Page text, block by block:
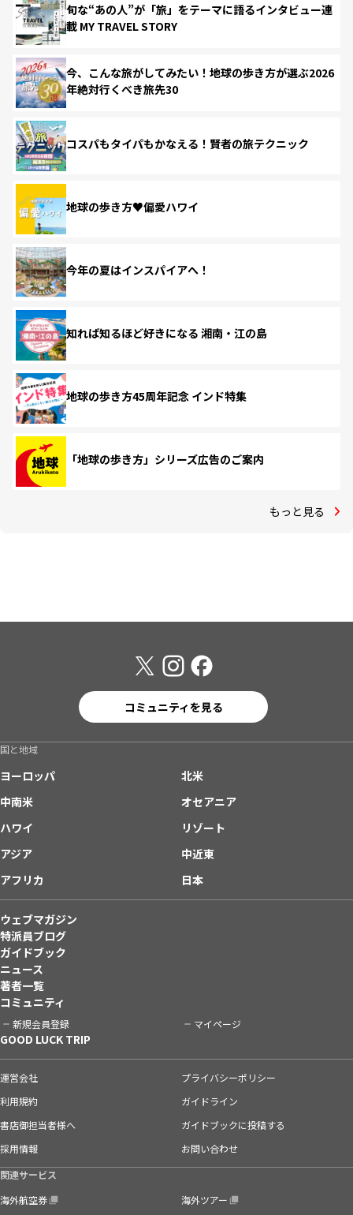
旬な“あの人”が「旅」をテーマに語るインタビュー連
載 MY TRAVEL STORY
今、こんな旅がしてみたい！地球の歩き方が選ぶ2026
年絶対行くべき旅先30
コスパもタイパもかなえる！賢者の旅テクニック
地球の歩き方♥偏愛ハワイ
今年の夏はインスパイアへ！
知れば知るほど好きになる 湘南・江の島
地球の歩き方45周年記念 インド特集
「地球の歩き方」シリーズ広告のご案内
もっと見る
コミュニティを見る
国と地域
ヨーロッパ
北米
中南米
オセアニア
ハワイ
リゾート
アジア
中近東
アフリカ
日本
ウェブマガジン
特派員ブログ
ガイドブック
ニュース
著者一覧
コミュニティ
新規会員登録 マイページ
GOOD LUCK TRIP
運営会社
プライバシーポリシー
利用規約
ガイドライン
書店御担当者様へ
ガイドブックに投稿する
採用情報
お問い合わせ
関連サービス
海外航空券
海外ツアー